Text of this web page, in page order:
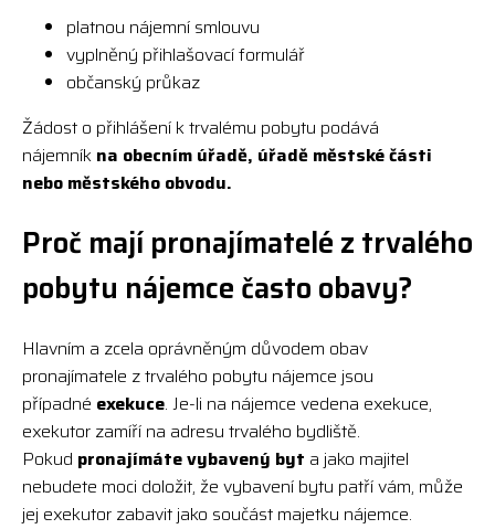
platnou nájemní smlouvu
vyplněný přihlašovací formulář
občanský průkaz
Žádost o přihlášení k trvalému pobytu podává
nájemník na obecním úřadě, úřadě městské části
nebo městského obvodu.
Proč mají pronajímatelé z trvalého
pobytu nájemce často obavy?
Hlavním a zcela oprávněným důvodem obav
pronajímatele z trvalého pobytu nájemce jsou
případné exekuce. Je-li na nájemce vedena exekuce,
exekutor zamíří na adresu trvalého bydliště.
Pokud pronajímáte vybavený byt a jako majitel
nebudete moci doložit, že vybavení bytu patří vám, může
jej exekutor zabavit jako součást majetku nájemce.